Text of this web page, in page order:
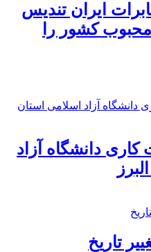
ایران تندیس
کشور را
دانشگاه آزاد
تاریخ